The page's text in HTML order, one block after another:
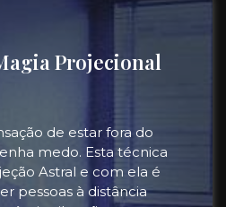
Projecional
de estar fora do
medo. Esta técnica
Astral e com ela é
pessoas à distância